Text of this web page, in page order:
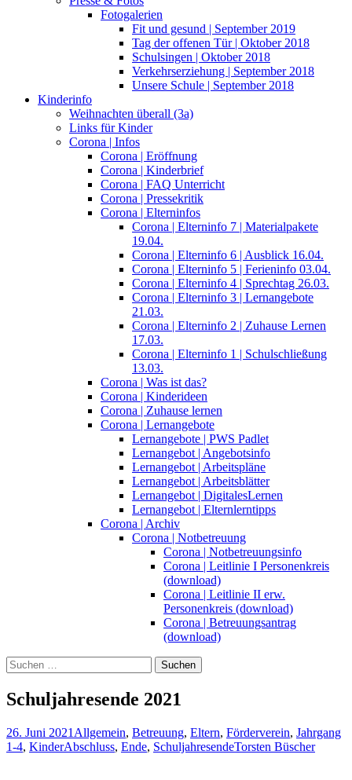
Fotogalerien
Fit und gesund | September 2019
Tag der offenen Tür | Oktober 2018
Schulsingen | Oktober 2018
Verkehrserziehung | September 2018
Unsere Schule | September 2018
Kinderinfo
Weihnachten überall (3a)
Links für Kinder
Corona | Infos
Corona | Eröffnung
Corona | Kinderbrief
Corona | FAQ Unterricht
Corona | Pressekritik
Corona | Elterninfos
Corona | Elterninfo 7 | Materialpakete
19.04.
Corona | Elterninfo 6 | Ausblick 16.04.
Corona | Elterninfo 5 | Ferieninfo 03.04.
Corona | Elterninfo 4 | Sprechtag 26.03.
Corona | Elterninfo 3 | Lernangebote
21.03.
Corona | Elterninfo 2 | Zuhause Lernen
17.03.
Corona | Elterninfo 1 | Schulschließung
13.03.
Corona | Was ist das?
Corona | Kinderideen
Corona | Zuhause lernen
Corona | Lernangebote
Lernangebote | PWS Padlet
Lernangebot | Angebotsinfo
Lernangebot | Arbeitspläne
Lernangebot | Arbeitsblätter
Lernangebot | DigitalesLernen
Lernangebot | Elternlerntipps
Corona | Archiv
Corona | Notbetreuung
Corona | Notbetreuungsinfo
Corona | Leitlinie I Personenkreis
(download)
Corona | Leitlinie II erw.
Personenkreis (download)
Corona | Betreuungsantrag
(download)
Suchen
nach:
Schuljahresende 2021
26. Juni 2021 Allgemein, Betreuung, Eltern, Förderverein, Jahrgang
1-4, KinderAbschluss, Ende, SchuljahresendeTorsten Büscher